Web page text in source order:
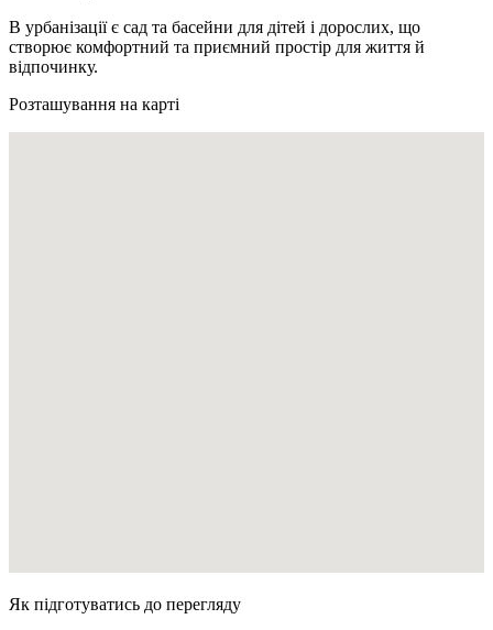
В урбанізації є сад та басейни для дітей і дорослих, що
створює комфортний та приємний простір для життя й
відпочинку.
Розташування на карті
Як підготуватись до перегляду